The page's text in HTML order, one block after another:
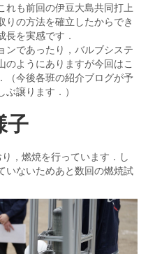
れも前回の伊豆大島共同打上
りの方法を確立したからでき
長を実感です．
であったり，バルブシステ
のようにありますが今回はこ
（今後各班の紹介ブログが予
譲ります．）
子
，燃焼を行っています．し
いないためあと数回の燃焼試